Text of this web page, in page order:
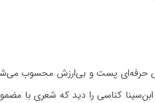
حرفه‌ای پست و بی‌ارزش محسوب می‌شد،
ابن‌سینا کناسی را دید که شعری با